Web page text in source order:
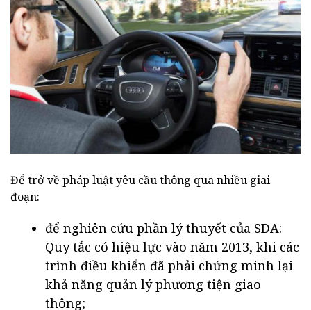
Để trở về pháp luật yêu cầu thông qua nhiều giai
đoạn:
để nghiên cứu phần lý thuyết của SDA:
Quy tắc có hiệu lực vào năm 2013, khi các
trình điều khiển đã phải chứng minh lại
khả năng quản lý phương tiện giao
thông;